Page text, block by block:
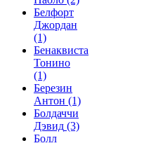
Белфорт
Джордан
(1)
Бенаквиста
Тонино
(1)
Березин
Антон (1)
Болдаччи
Дэвид (3)
Болл